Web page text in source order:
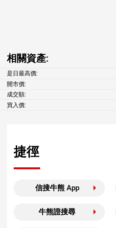
相關資產:
是日最高價:
開市價:
成交額:
買入價:
捷徑
信搜牛熊 App
牛熊證搜尋